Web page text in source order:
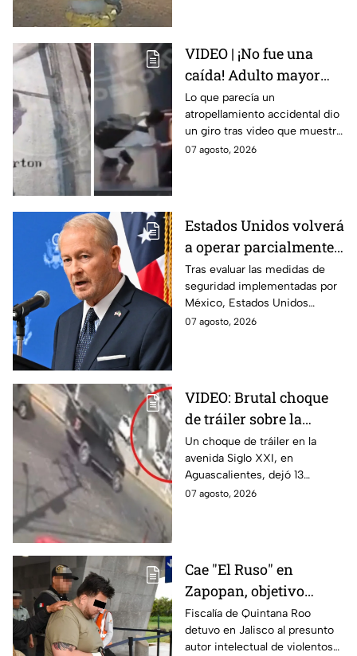
VIDEO | ¡No fue una
caída! Adulto mayor
muere atropellado por
tráiler; joven lo empujó
en Monterrey
Lo que parecía un
atropellamiento accidental dio
un giro tras video que muestra
cómo un joven empujó a
07 agosto, 2026
Estados Unidos volverá
a operar parcialmente
en Michoacán tras
suspensión por
motivos de seguridad
Tras evaluar las medidas de
seguridad implementadas por
México, Estados Unidos
reanudará parcialmente sus
07 agosto, 2026
VIDEO: Brutal choque
de tráiler sobre la
avenida Siglo XXI en
Aguascalientes deja
varios heridos y
destrozos
Un choque de tráiler en la
avenida Siglo XXI, en
Aguascalientes, dejó 13
heridos y varios vehículos
07 agosto, 2026
Cae "El Ruso" en
Zapopan, objetivo
prioritario en Playa del
Carmen
Fiscalía de Quintana Roo
detuvo en Jalisco al presunto
autor intelectual de violentos